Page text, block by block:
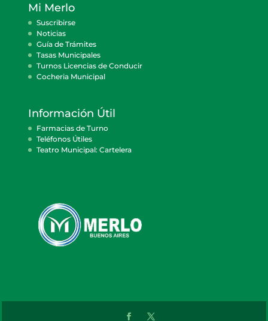
Mi Merlo
Suscribirse
Noticias
Guía de Trámites
Tasas Municipales
Turnos Licencias de Conducir
Cocheria Municipal
Información Útil
Farmacias de Turno
Teléfonos Útiles
Teatro Municipal: Cartelera